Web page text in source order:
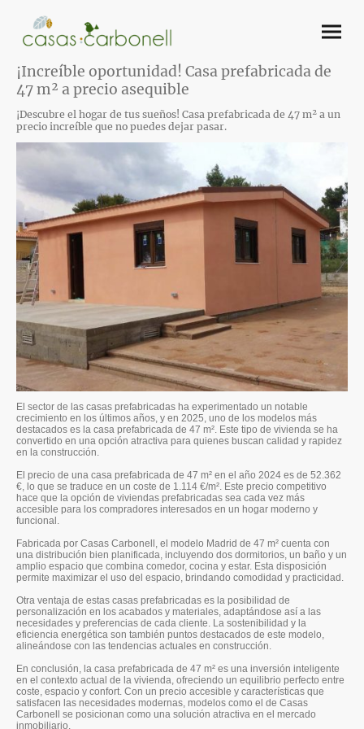
¡Increíble oportunidad! Casa prefabricada de
47 m² a precio asequible
¡Descubre el hogar de tus sueños! Casa prefabricada de 47 m² a un
precio increíble que no puedes dejar pasar.
El sector de las casas prefabricadas ha experimentado un notable
crecimiento en los últimos años, y en 2025, uno de los modelos más
destacados es la casa prefabricada de 47 m². Este tipo de vivienda se ha
convertido en una opción atractiva para quienes buscan calidad y rapidez
en la construcción.
El precio de una casa prefabricada de 47 m² en el año 2024 es de 52.362
€, lo que se traduce en un coste de 1.114 €/m². Este precio competitivo
hace que la opción de viviendas prefabricadas sea cada vez más
accesible para los compradores interesados en un hogar moderno y
funcional.
Fabricada por Casas Carbonell, el modelo Madrid de 47 m² cuenta con
una distribución bien planificada, incluyendo dos dormitorios, un baño y un
amplio espacio que combina comedor, cocina y estar. Esta disposición
permite maximizar el uso del espacio, brindando comodidad y practicidad.
Otra ventaja de estas casas prefabricadas es la posibilidad de
personalización en los acabados y materiales, adaptándose así a las
necesidades y preferencias de cada cliente. La sostenibilidad y la
eficiencia energética son también puntos destacados de este modelo,
alineándose con las tendencias actuales en construcción.
En conclusión, la casa prefabricada de 47 m² es una inversión inteligente
en el contexto actual de la vivienda, ofreciendo un equilibrio perfecto entre
coste, espacio y confort. Con un precio accesible y características que
satisfacen las necesidades modernas, modelos como el de Casas
Carbonell se posicionan como una solución atractiva en el mercado
inmobiliario.